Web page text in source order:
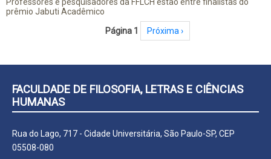
prêmio Jabuti Acadêmico
Página 1 Próxima página
Próxima ›
FACULDADE DE FILOSOFIA, LETRAS E CIÊNCIAS
HUMANAS
Rua do Lago, 717 - Cidade Universitária, São Paulo-SP, CEP
05508-080